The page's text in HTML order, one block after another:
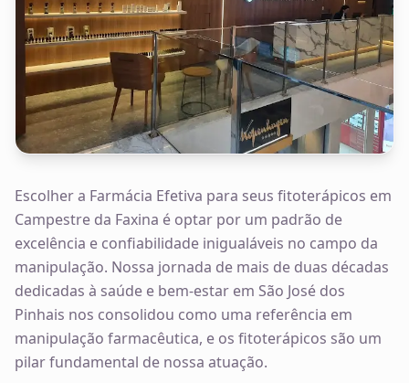
Escolher a Farmácia Efetiva para seus fitoterápicos em
Campestre da Faxina é optar por um padrão de
excelência e confiabilidade inigualáveis no campo da
manipulação. Nossa jornada de mais de duas décadas
dedicadas à saúde e bem-estar em São José dos
Pinhais nos consolidou como uma referência em
manipulação farmacêutica, e os fitoterápicos são um
pilar fundamental de nossa atuação.